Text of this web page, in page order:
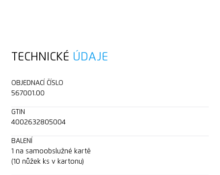
TECHNICKÉ ÚDAJE
OBJEDNACÍ ČÍSLO
567001.00
GTIN
4002632805004
BALENÍ
1 na samoobslužné kartě
(10 nůžek ks v kartonu)